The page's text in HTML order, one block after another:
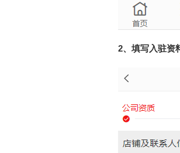
2、填写入驻资